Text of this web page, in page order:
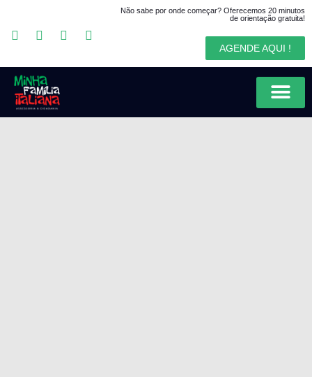
Não sabe por onde começar? Oferecemos 20 minutos
de orientação gratuita!
AGENDE AQUI !